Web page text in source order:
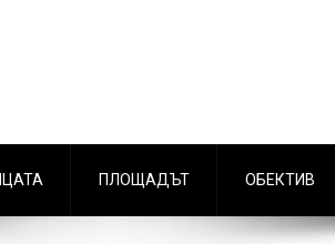
ПЛОЩАДЪТ ОБЕКТИВ